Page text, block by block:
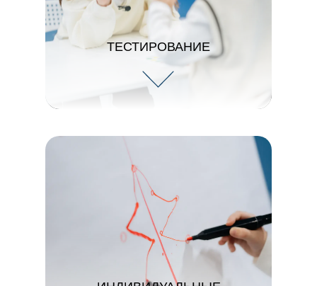
ТЕСТИРОВАНИЕ